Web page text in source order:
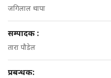
जगिलाल थापा
सम्पादक :
तारा पौडेल
प्रबन्धक: